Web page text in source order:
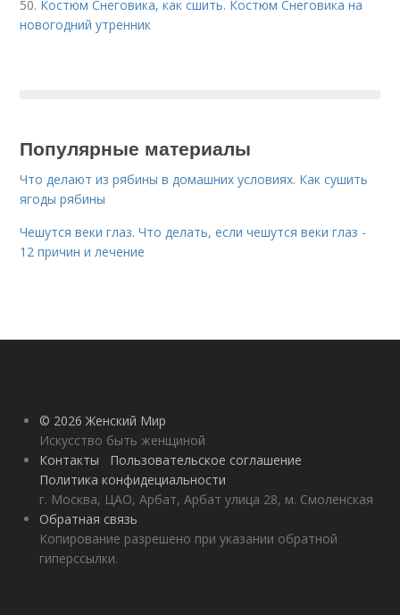
50. Костюм Снеговика, как сшить. Костюм Снеговика на
новогодний утренник
Популярные материалы
Что делают из рябины в домашних условиях. Как сушить
ягоды рябины
Чешутся веки глаз. Что делать, если чешутся веки глаз -
12 причин и лечение
© 2026 Женский Мир
Искусство быть женщиной
Контакты
Пользовательское соглашение
Политика конфидециальности
г. Москва, ЦАО, Арбат, Арбат улица 28, м. Смоленская
Обратная связь
Копирование разрешено при указании обратной
гиперссылки.